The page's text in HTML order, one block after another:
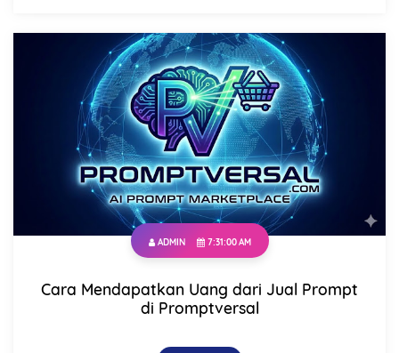
ADMIN 7:31:00 AM
Cara Mendapatkan Uang dari Jual Prompt
di Promptversal